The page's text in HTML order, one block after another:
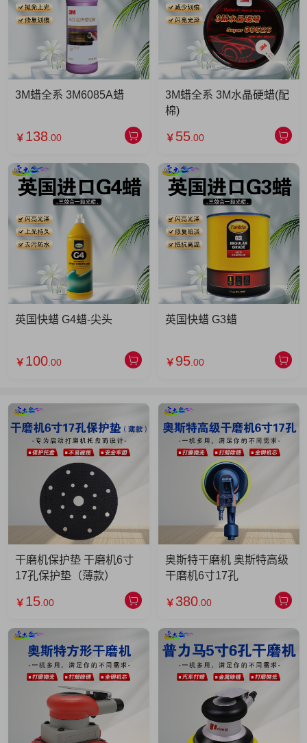
3M蜡全系 3M6085A蜡
￥ 138 .00
3M蜡全系 3M水晶硬蜡(配
棉)
￥ 55 .00
英国快蜡 G4蜡-尖头
￥ 100 .00
英国快蜡 G3蜡
￥ 95 .00
干磨机保护垫 干磨机6寸
17孔保护垫（薄款）
￥ 15 .00
奥斯特干磨机 奥斯特高级
干磨机6寸17孔
￥ 380 .00